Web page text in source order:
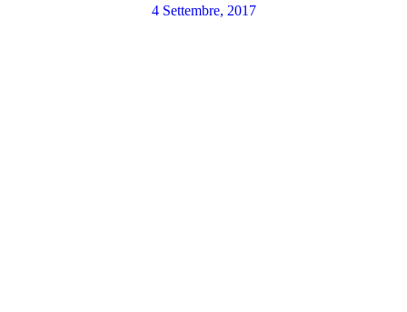
4 Settembre, 2017